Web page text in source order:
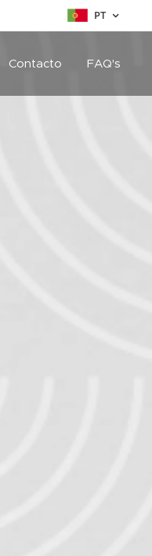
PT
Contacto FAQ's